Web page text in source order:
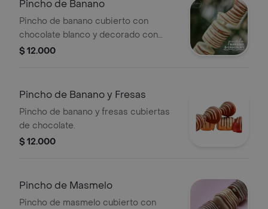
Pincho de Banano
Pincho de banano cubierto con
chocolate blanco y decorado con
líneas de chocolate.
$ 12.000
Pincho de Banano y Fresas
Pincho de banano y fresas cubiertas
de chocolate.
$ 12.000
Pincho de Masmelo
Pincho de masmelo cubierto con